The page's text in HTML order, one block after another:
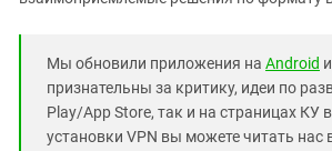
Мы обновили приложения на Android и
признательны за критику, идеи по
Play/App Store, так и на страницах КУ
установки VPN вы можете читать нас